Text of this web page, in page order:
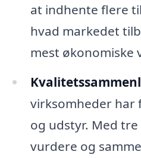
at indhente flere
hvad markedet
mest økonomiske
virksomheder har
og udstyr. Med
vurdere og